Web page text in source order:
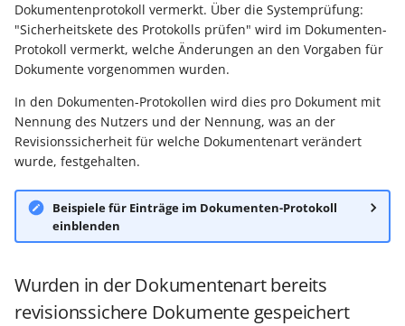
Dokumentenprotokoll vermerkt. Über die Systemprüfung:
"Sicherheitskete des Protokolls prüfen" wird im Dokumenten-
Protokoll vermerkt, welche Änderungen an den Vorgaben für
Dokumente vorgenommen wurden.
In den Dokumenten-Protokollen wird dies pro Dokument mit
Nennung des Nutzers und der Nennung, was an der
Revisionssicherheit für welche Dokumentenart verändert
wurde, festgehalten.
Beispiele für Einträge im Dokumenten-Protokoll
einblenden
Wurden in der Dokumentenart bereits
revisionssichere Dokumente gespeichert